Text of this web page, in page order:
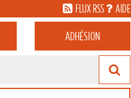
FLUX RSS AIDE
ADHÉSION